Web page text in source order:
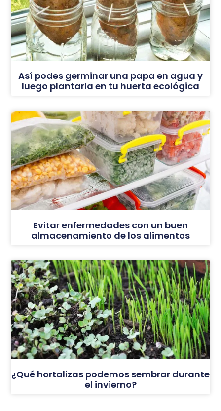
Así podes germinar una papa en agua y
luego plantarla en tu huerta ecológica
Evitar enfermedades con un buen
almacenamiento de los alimentos
¿Qué hortalizas podemos sembrar durante
el invierno?